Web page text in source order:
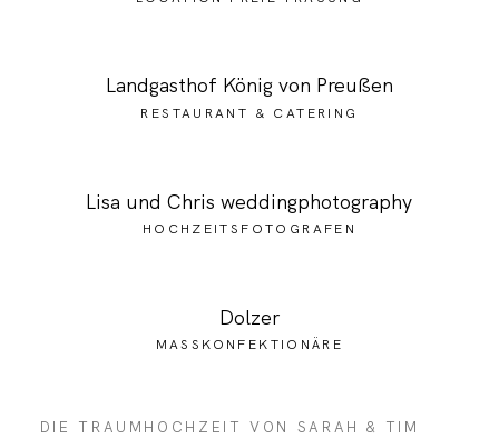
Landgasthof König von Preußen
RESTAURANT & CATERING
Lisa und Chris weddingphotography
HOCHZEITSFOTOGRAFEN
Dolzer
MASSKONFEKTIONÄRE
DIE TRAUMHOCHZEIT VON SARAH & TIM